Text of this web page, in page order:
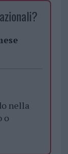
nella
o